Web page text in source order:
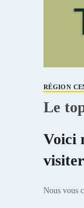
RÉGION
Le
Voici
Nous vous